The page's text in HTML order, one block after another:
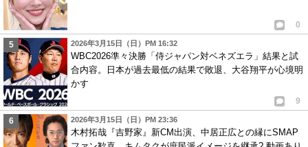
0
2026年3月15日（日）PM 16:32
WBC2026準々決勝「侍ジャパン対ベネズエラ」結果と試
合内容。日本が過去最低の結果で敗退、大谷翔平が心境明
かす
9
2026年3月15日（日）PM 23:36
木村拓哉『吉野家』新CM出演、中居正広との縁にSMAP